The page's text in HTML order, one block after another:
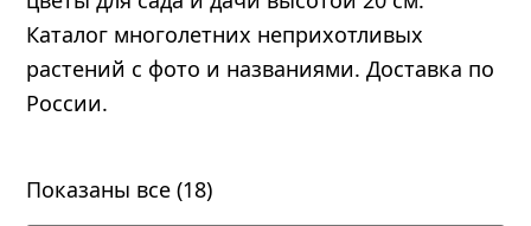
Каталог многолетних неприхотливых
растений с фото и названиями. Доставка по
России.
Показаны все (18)